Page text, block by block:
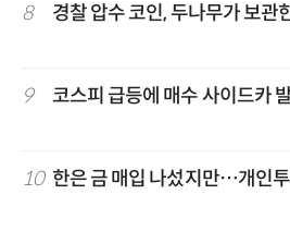
8 경찰 압수 코인, 두나무가 보
9 코스피 급등에 매수 사이드카
10 한은 금 매입 나섰지만…개인